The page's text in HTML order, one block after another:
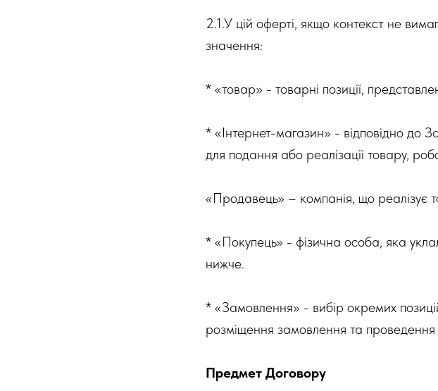
2.1.У цій оферті, якщо контекст не
значення:
* «товар» - товарні позиції,
* «Інтернет-магазин» - відповідно до
для подання або реалізації товару,
«Продавець» – компанія, що реалізує
* «Покупець» - фізична особа, яка
нижче.
* «Замовлення» - вибір окремих
розміщення замовлення та проведення
Предмет Договору